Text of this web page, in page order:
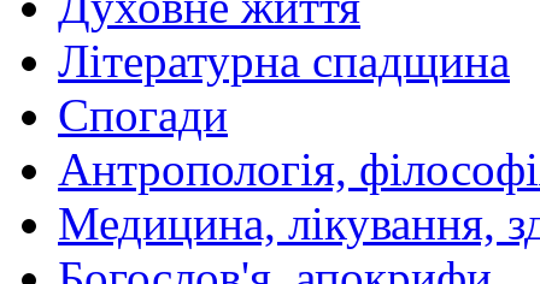
Літературна спадщина
Спогади
Антропологія,
Медицина, лікування,